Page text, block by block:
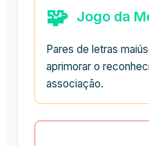
🧩 Jogo da
Pares de letras
aprimorar o
associação.